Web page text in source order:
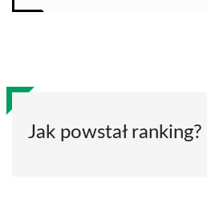
Jak powstał ranking?